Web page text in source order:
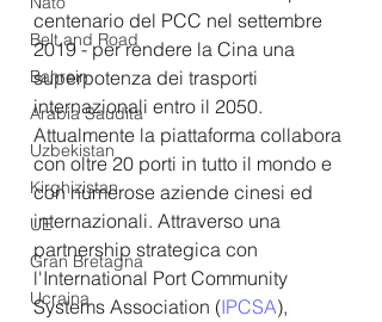
Belt and Road
Bahrein
Arabia Saudita
Uzbekistan
Kirghizistan
UE
Gran Bretagna
Ucraina
centenario del PCC nel settembre
2019 - per rendere la Cina una
superpotenza dei trasporti
internazionali entro il 2050.
Attualmente la piattaforma collabora
con oltre 20 porti in tutto il mondo e
con numerose aziende cinesi ed
internazionali. Attraverso una
partnership strategica con
l'International Port Community
Systems Association (IPCSA),